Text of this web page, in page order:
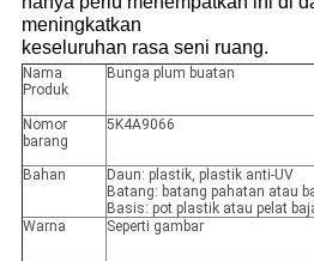
meningkatkan
keseluruhan rasa seni ruang.
Nama
Produk
Bunga plum buatan
Nomor
barang
5K4A9066
Bahan
Daun: plastik, plastik anti-UV
Batang: batang pahatan atau
Basis: pot plastik atau pelat
Warna
Seperti gambar